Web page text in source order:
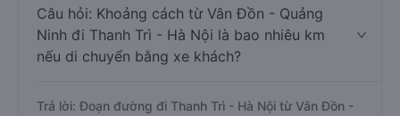
Câu hỏi: Khoảng cách từ Vân Đồn - Quảng
Ninh đi Thanh Trì - Hà Nội là bao nhiêu km
nếu di chuyển bằng xe khách?
Trả lời: Đoạn đường đi Thanh Trì - Hà Nội từ Vân Đồn -